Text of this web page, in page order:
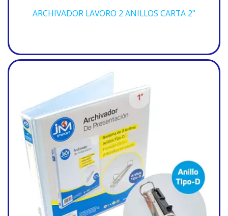
ARCHIVADOR LAVORO 2 ANILLOS CARTA 2"